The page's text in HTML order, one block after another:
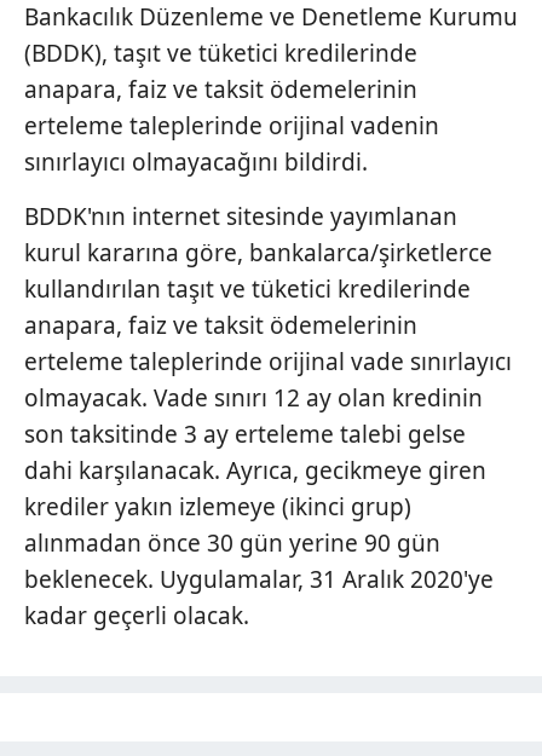
Bankacılık Düzenleme ve Denetleme Kurumu
(BDDK), taşıt ve tüketici kredilerinde
anapara, faiz ve taksit ödemelerinin
erteleme taleplerinde orijinal vadenin
sınırlayıcı olmayacağını bildirdi.
BDDK'nın internet sitesinde yayımlanan
kurul kararına göre, bankalarca/şirketlerce
kullandırılan taşıt ve tüketici kredilerinde
anapara, faiz ve taksit ödemelerinin
erteleme taleplerinde orijinal vade sınırlayıcı
olmayacak. Vade sınırı 12 ay olan kredinin
son taksitinde 3 ay erteleme talebi gelse
dahi karşılanacak. Ayrıca, gecikmeye giren
krediler yakın izlemeye (ikinci grup)
alınmadan önce 30 gün yerine 90 gün
beklenecek. Uygulamalar, 31 Aralık 2020'ye
kadar geçerli olacak.